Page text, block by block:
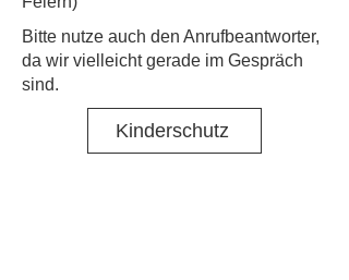
​Bitte nutze auch den Anrufbeantworter,
da wir vielleicht gerade im Gespräch
sind.
Kinderschutz